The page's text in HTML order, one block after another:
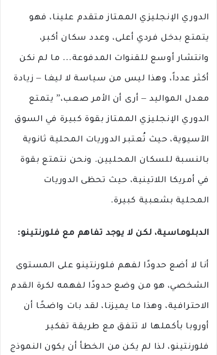
الدوري الإنجليزي الممتاز متقدم علينا، فهو
يتمتع بدخل فردي أعلى، وعدد سكان أكبر،
وانتشار أوسع للقنوات المدفوعة… ما لم نكن
أكثر عدداً، وهذا ليس من سياسة لا ليغا – زيادة
معدل المواليد – أرى أن الأمر صعب،” يتمتع
الدوري الإنجليزي الممتاز بقوة كبيرة في السوق
الآسيوية، حيث تُعتبر الدوريات المحلية ثانوية
بالنسبة للسكان المحليين. ونحن نتمتع بقوة
في أمريكا اللاتينية، حيث تحظى الدوريات
المحلية بشعبية كبيرة.
الدبلوماسية، لكن لا يوجد تفاهم مع فلورنتينو:
أنا لا أضع حدودًا لفهم فلورنتينو على المستوى
الشخصي، هو من وضع حدودًا لفهمه لكرة القدم
الاحترافية، وهذا ما يميزنا، لقد بات واضحًا أن
أوروبا بأكملها لا تتفق مع طريقة تفكير
فلورنتينو، لذا لم يكن من الخطأ أن يكون النموذج